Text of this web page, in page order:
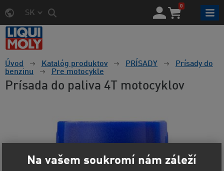
SK
0
Úvod Katalóg produktov PRÍSADY
Prísady do
benzinu
Pre motocykle
Prísada do paliva 4T motocyklov
Na vašem soukromí nám záleží